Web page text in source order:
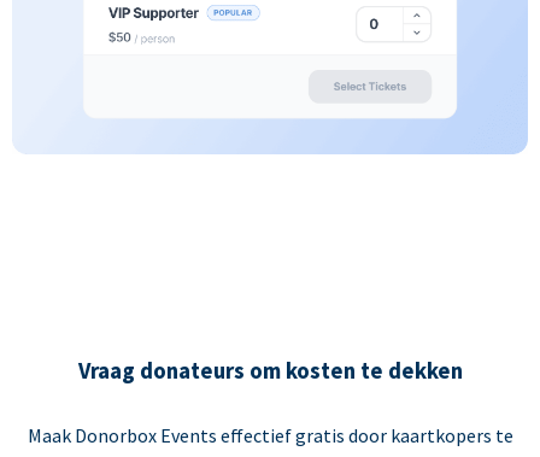
Vraag donateurs om kosten te dekken
Maak Donorbox Events effectief gratis door kaartkopers te